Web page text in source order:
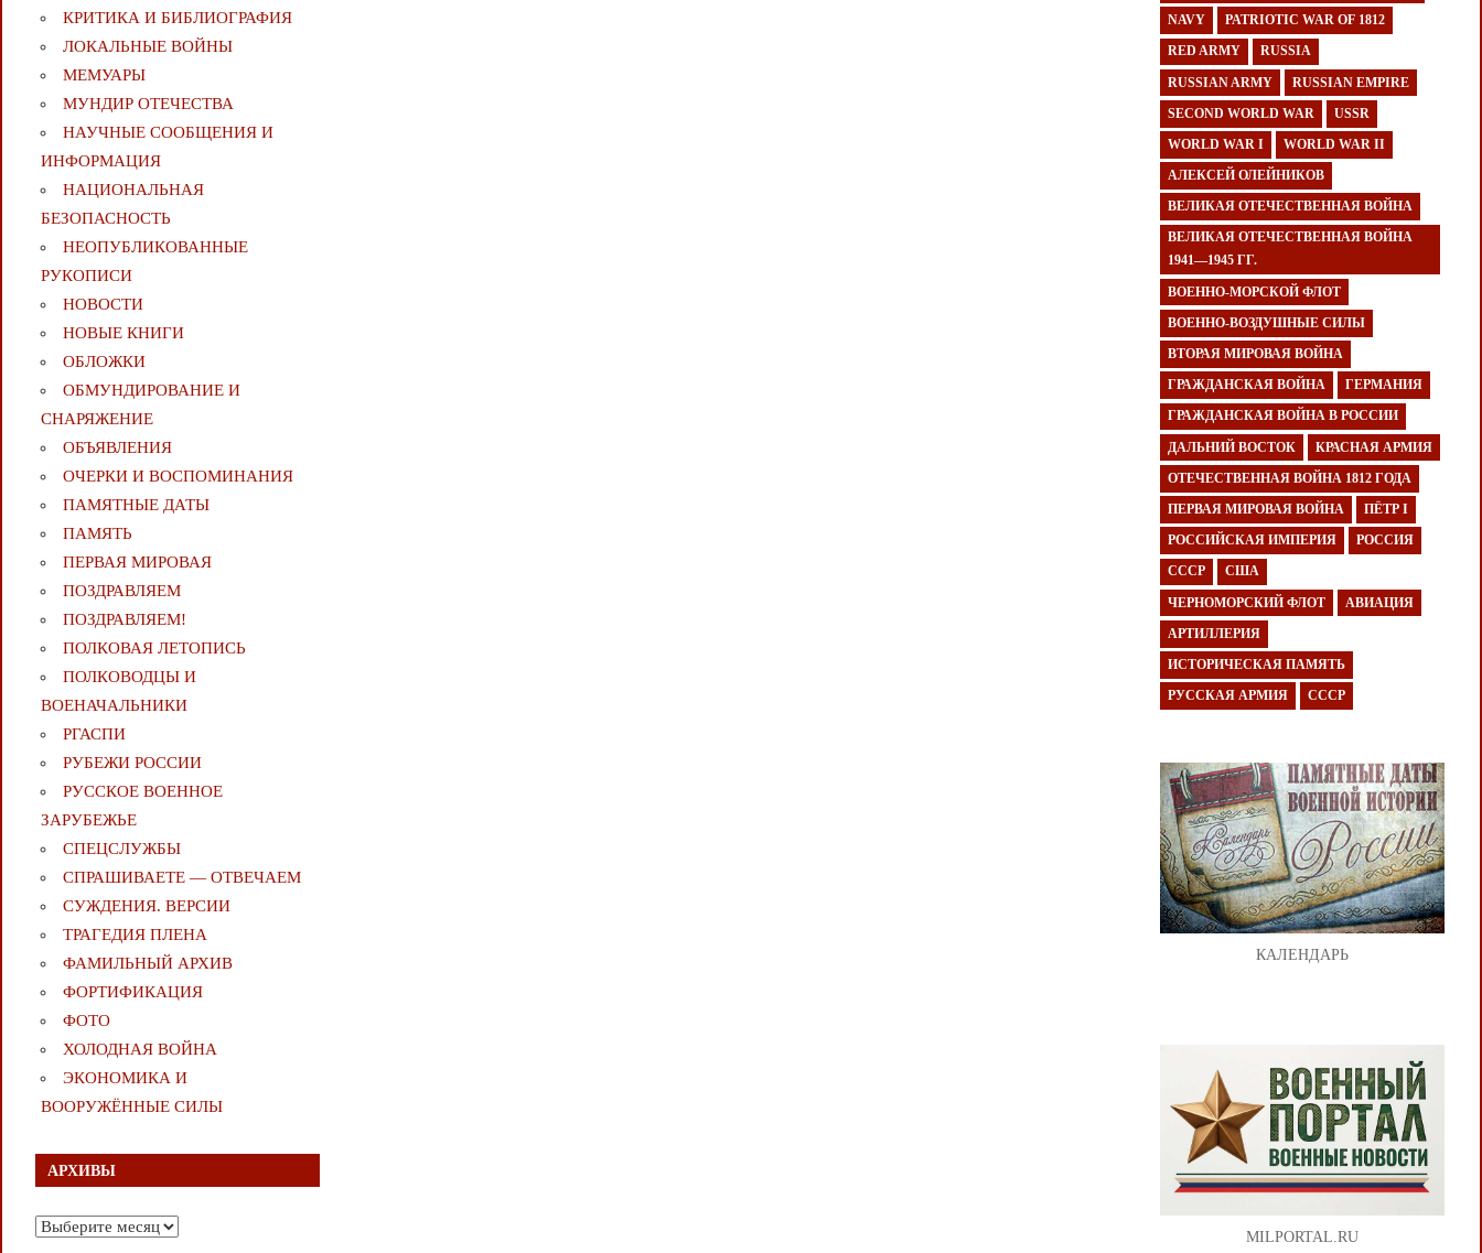
КРИТИКА И БИБЛИОГРАФИЯ
ЛОКАЛЬНЫЕ ВОЙНЫ
МЕМУАРЫ
МУНДИР ОТЕЧЕСТВА
НАУЧНЫЕ СООБЩЕНИЯ И
ИНФОРМАЦИЯ
НАЦИОНАЛЬНАЯ
БЕЗОПАСНОСТЬ
НЕОПУБЛИКОВАННЫЕ
РУКОПИСИ
НОВОСТИ
НОВЫЕ КНИГИ
ОБЛОЖКИ
ОБМУНДИРОВАНИЕ И
СНАРЯЖЕНИЕ
ОБЪЯВЛЕНИЯ
ОЧЕРКИ И ВОСПОМИНАНИЯ
ПАМЯТНЫЕ ДАТЫ
ПАМЯТЬ
ПЕРВАЯ МИРОВАЯ
ПОЗДРАВЛЯЕМ
ПОЗДРАВЛЯЕМ!
ПОЛКОВАЯ ЛЕТОПИСЬ
ПОЛКОВОДЦЫ И
ВОЕНАЧАЛЬНИКИ
РГАСПИ
РУБЕЖИ РОССИИ
РУССКОЕ ВОЕННОЕ
ЗАРУБЕЖЬЕ
СПЕЦСЛУЖБЫ
СПРАШИВАЕТЕ — ОТВЕЧАЕМ
СУЖДЕНИЯ. ВЕРСИИ
ТРАГЕДИЯ ПЛЕНА
ФАМИЛЬНЫЙ АРХИВ
ФОРТИФИКАЦИЯ
ФОТО
ХОЛОДНАЯ ВОЙНА
ЭКОНОМИКА И
ВООРУЖЁННЫЕ СИЛЫ
АРХИВЫ
Архивы
NAVY PATRIOTIC WAR OF 1812
RED ARMY RUSSIA
RUSSIAN ARMY RUSSIAN EMPIRE
SECOND WORLD WAR USSR
WORLD WAR I WORLD WAR II
АЛЕКСЕЙ ОЛЕЙНИКОВ
ВЕЛИКАЯ ОТЕЧЕСТВЕННАЯ ВОЙНА
ВЕЛИКАЯ ОТЕЧЕСТВЕННАЯ ВОЙНА
1941—1945 ГГ.
ВОЕННО-МОРСКОЙ ФЛОТ
ВОЕННО-ВОЗДУШНЫЕ СИЛЫ
ВТОРАЯ МИРОВАЯ ВОЙНА
ГРАЖДАНСКАЯ ВОЙНА ГЕРМАНИЯ
ГРАЖДАНСКАЯ ВОЙНА В РОССИИ
ДАЛЬНИЙ ВОСТОК КРАСНАЯ АРМИЯ
ОТЕЧЕСТВЕННАЯ ВОЙНА 1812 ГОДА
ПЕРВАЯ МИРОВАЯ ВОЙНА ПЁТР I
РОССИЙСКАЯ ИМПЕРИЯ РОССИЯ
СССР США
ЧЕРНОМОРСКИЙ ФЛОТ АВИАЦИЯ
АРТИЛЛЕРИЯ
ИСТОРИЧЕСКАЯ ПАМЯТЬ
РУССКАЯ АРМИЯ СССР
КАЛЕНДАРЬ
MILPORTAL.RU